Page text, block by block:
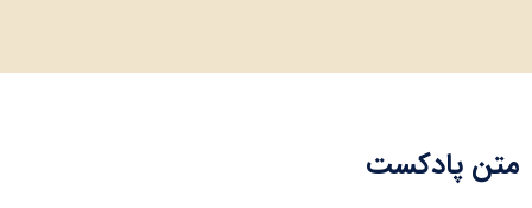
متن پادکست